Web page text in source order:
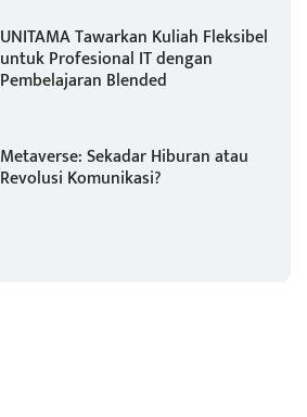
UNITAMA Tawarkan Kuliah Fleksibel
untuk Profesional IT dengan
Pembelajaran Blended
Metaverse: Sekadar Hiburan atau
Revolusi Komunikasi?